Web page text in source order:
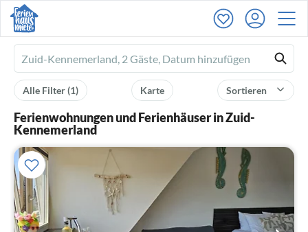
Ferienhausmiete
logo
Sortieren
Karte
Alle Filter(1)
Ferienwohnungen und Ferienhäuser in Zuid-
Kennemerland